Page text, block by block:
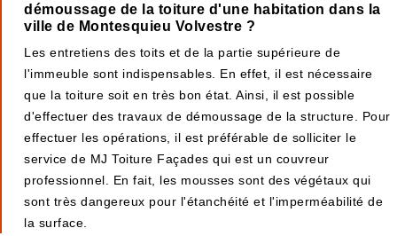
démoussage de la toiture d'une habitation dans la
ville de Montesquieu Volvestre ?
Les entretiens des toits et de la partie supérieure de
l'immeuble sont indispensables. En effet, il est nécessaire
que la toiture soit en très bon état. Ainsi, il est possible
d'effectuer des travaux de démoussage de la structure. Pour
effectuer les opérations, il est préférable de solliciter le
service de MJ Toiture Façades qui est un couvreur
professionnel. En fait, les mousses sont des végétaux qui
sont très dangereux pour l'étanchéité et l'imperméabilité de
la surface.